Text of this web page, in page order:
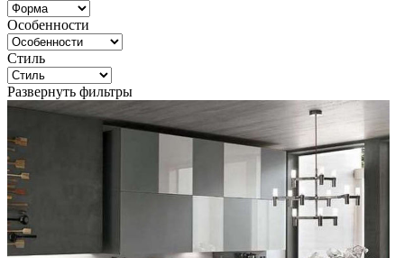
Особенности
Стиль
Развернуть фильтры